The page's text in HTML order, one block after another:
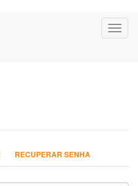
RECUPERAR SENHA